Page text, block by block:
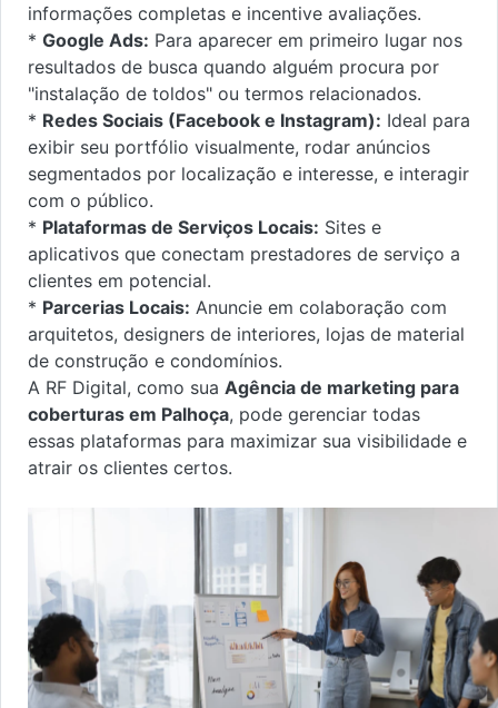
informações completas e incentive avaliações.
* Google Ads: Para aparecer em primeiro lugar nos
resultados de busca quando alguém procura por
"instalação de toldos" ou termos relacionados.
* Redes Sociais (Facebook e Instagram): Ideal para
exibir seu portfólio visualmente, rodar anúncios
segmentados por localização e interesse, e interagir
com o público.
* Plataformas de Serviços Locais: Sites e
aplicativos que conectam prestadores de serviço a
clientes em potencial.
* Parcerias Locais: Anuncie em colaboração com
arquitetos, designers de interiores, lojas de material
de construção e condomínios.
A RF Digital, como sua Agência de marketing para
coberturas em Palhoça, pode gerenciar todas
essas plataformas para maximizar sua visibilidade e
atrair os clientes certos.